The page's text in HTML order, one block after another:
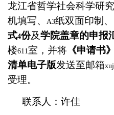
龙江省哲学社会科学研
机填写、
A3纸双面印制、
式4份及学院盖章的申报
楼611室，并将 《申请书
清单电子版发送至邮箱
受理。
联系人：许佳